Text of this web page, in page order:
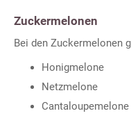
Zuckermelonen
Bei den Zuckermelonen
Honigmelone
Netzmelone
Cantaloupemelone